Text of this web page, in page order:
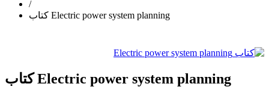
/
کتاب Electric power system planning
کتاب Electric power system planning